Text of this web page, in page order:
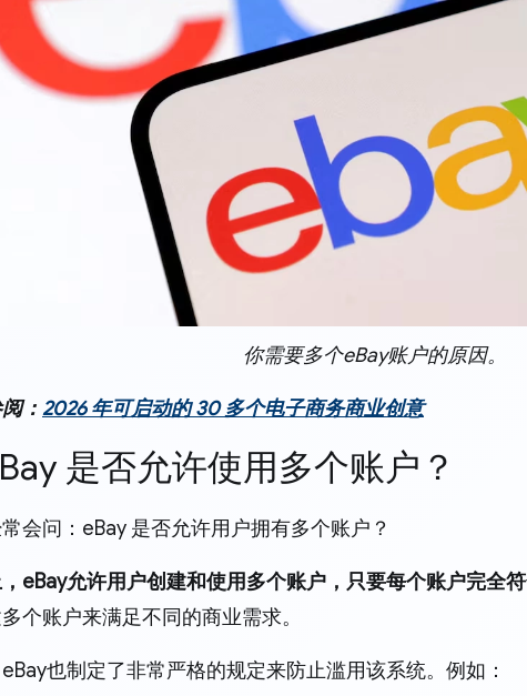
你需要多个eBay账户的原因。
： 2026 年可启动的 30 多个电子商务商业创意
是否允许使用多个账户？
会问：eBay 是否允许用户拥有多个账户？
eBay允许用户创建和使用多个账户，只要每个账户完全符
个账户来满足不同的商业需求。
也制定了非常严格的规定来防止滥用该系统。例如：